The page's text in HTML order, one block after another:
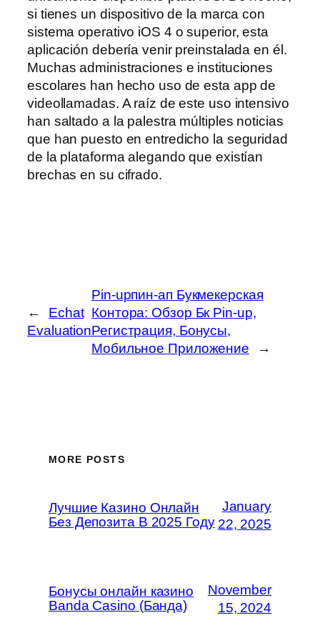
si tienes un dispositivo de la marca con
sistema operativo iOS 4 o superior, esta
aplicación debería venir preinstalada en él.
Muchas administraciones e instituciones
escolares han hecho uso de esta app de
videollamadas. A raíz de este uso intensivo
han saltado a la palestra múltiples noticias
que han puesto en entredicho la seguridad
de la plataforma alegando que existían
brechas en su cifrado.
←
Echat
Evaluation
Pin-upпин-ап Букмекерская
Контора: Обзор Бк Pin-up,
Регистрация, Бонусы,
Мобильное Приложение
→
MORE POSTS
Лучшие Казино Онлайн
Без Депозита В 2025 Году
January
22, 2025
Бонусы онлайн казино
Banda Casino (Банда)
November
15, 2024